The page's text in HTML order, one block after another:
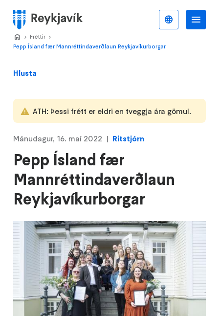
meginefni
Valmynd
Hlusta
ATH: Þessi frétt er eldri en tveggja ára gömul.
Pepp Ísland fær
Mannréttindaverðlaun
Reykjavíkurborgar
Mánudagur, 16. maí 2022 Ritstjórn
Home
>
Fréttir
Pepp Ísland fær Mannréttindaverðlaun Reykjavíkurborgar
Íslenska